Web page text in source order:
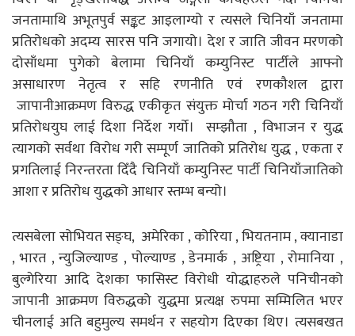
जनतामाथि अभूतपुर्व सङ्कट आइलाग्यो र त्यसले चिनियाँ जनतामा
प्रतिरोधको अदम्य सारस पनि जगायो। देश र जाति जीवन मरणको
दोसाँधमा पुगेको बेलामा चिनियाँ कम्युनिस्ट पार्टीले आफ्नो
असाधारण नेतृत्व र सहि रणनीति एवं रणकौशल द्वारा
जापानीआक्रमण विरुद्ध एकीकृत संयुक्त मोर्चा गठन गरी चिनियाँ
प्रतिरोधयुघ लाई दिशा निर्देश गर्यो। सम्झौता , विभाजन र युद्ध
त्यागको सर्वथा विरोध गरी सम्पूर्ण जातिको प्रतिरोध युद्ध , एकता र
प्रगतिलाई निरन्तरता दिँदै चिनियाँ कम्युनिस्ट पार्टी चिनियाँजातिको
आशा र प्रतिरोध युद्धको आधार स्तम्भ बन्यो।
त्यसबेला सोभियत सङ्घ, अमेरिका , कोरिया , भियतनाम , क्यानाडा
, भारत , न्युजिल्याण्ड , पोल्याण्ड , डेनमार्क , अष्ट्रिया , रोमानिया ,
बुल्गेरिया आदि देशका फासिस्ट विरोधी योद्धाहरुले पनिचीनको
जापानी आक्रमण विरुद्धको युद्धमा प्रत्यक्ष रुपमा सम्मिलित भएर
चीनलाई अति बहुमुल्य समर्थन र सहयोग दिएका थिए। त्यसबखत